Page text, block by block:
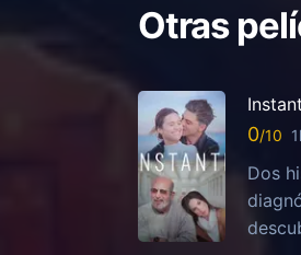
Otras
0
Dos